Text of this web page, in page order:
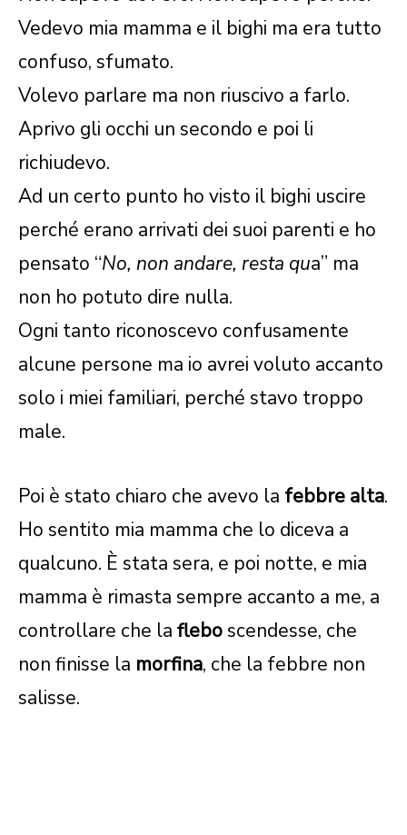
Vedevo mia mamma e il bighi ma era tutto
confuso, sfumato.
Volevo parlare ma non riuscivo a farlo.
Aprivo gli occhi un secondo e poi li
richiudevo.
Ad un certo punto ho visto il bighi uscire
perché erano arrivati dei suoi parenti e ho
pensato “No, non andare, resta qua” ma
non ho potuto dire nulla.
Ogni tanto riconoscevo confusamente
alcune persone ma io avrei voluto accanto
solo i miei familiari, perché stavo troppo
male.
Poi è stato chiaro che avevo la febbre alta.
Ho sentito mia mamma che lo diceva a
qualcuno. È stata sera, e poi notte, e mia
mamma è rimasta sempre accanto a me, a
controllare che la fleboscendesse, che
non finisse la morfina, che la febbre non
salisse.